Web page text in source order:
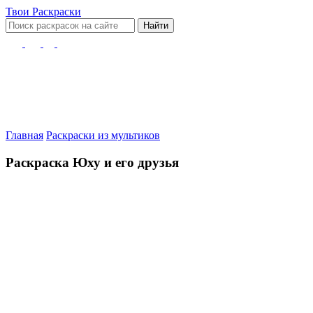
Твои Раскраски
Найти
Главная Раскраски из мультиков
Раскраска Юху и его друзья